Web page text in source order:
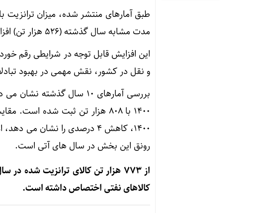
مدت مشابه سال گذشته (۵۲۶ هزار تن) افزایش ۴۷ درصدی را نشان می دهد.
این افزایش قابل توجه در شرایطی رقم
و نقل در کشور، نقش مهمی در بهبود
بررسی آمارهای ۱۰ سال
۱۴۰۰ با ۸۰۸ هزار تن ثبت شده
رونق این بخش در سال های آتی است.
کالاهای نفتی اختصاص داشته است.